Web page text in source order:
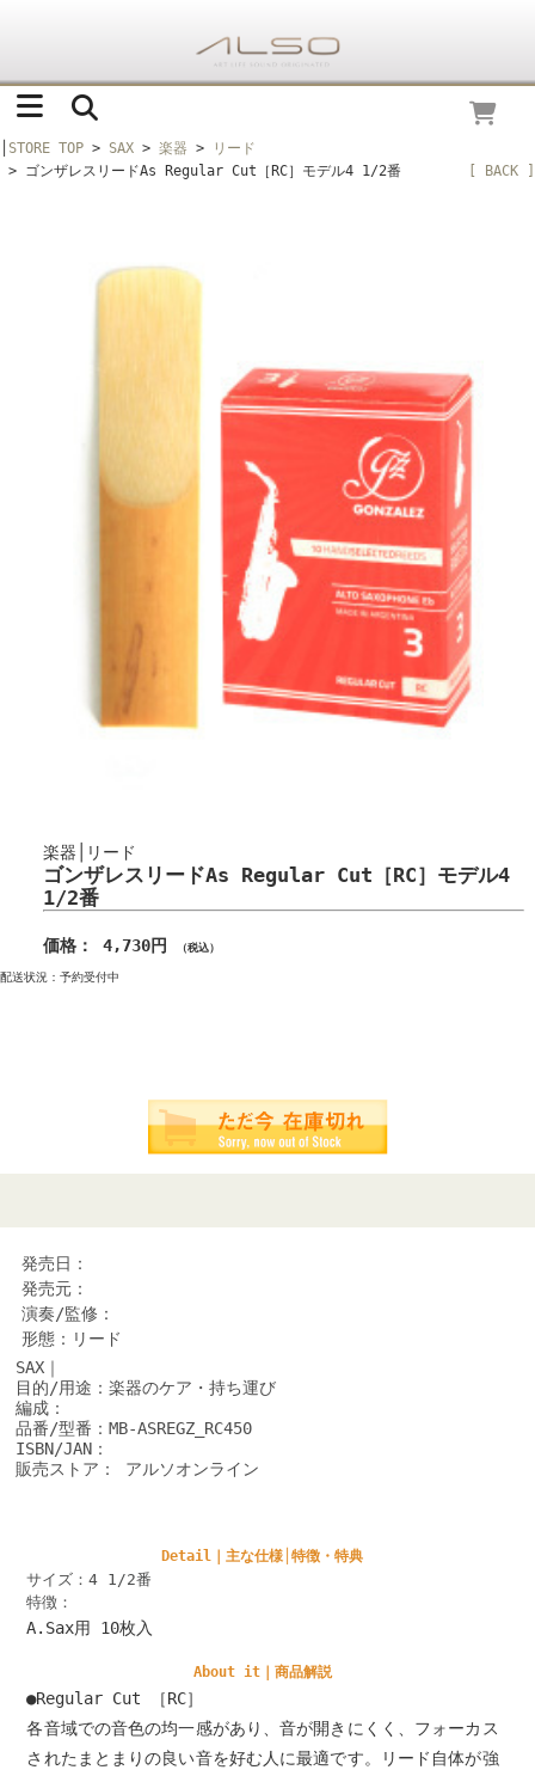
STORE TOP > SAX > 楽器 >
リード
> ゴンザレスリードAs Regular Cut［RC］モデル4 1/2番
[ BACK ]
楽器│リード
ゴンザレスリードAs Regular Cut［RC］モデル4
1/2番
価格： 4,730円 （税込）
配送状況：予約受付中
発売日：
発売元：
演奏/監修：
形態：リード
SAX｜
目的/用途：楽器のケア・持ち運び
編成：
品番/型番：MB-ASREGZ_RC450
ISBN/JAN：
販売ストア： アルソオンライン
Detail｜主な仕様│特徴・特典
サイズ：4 1/2番
特徴：
A.Sax用 10枚入
About it｜商品解説
●Regular Cut ［RC］
各音域での音色の均一感があり、音が開きにくく、フォーカス
されたまとまりの良い音を好む人に最適です。リード自体が強